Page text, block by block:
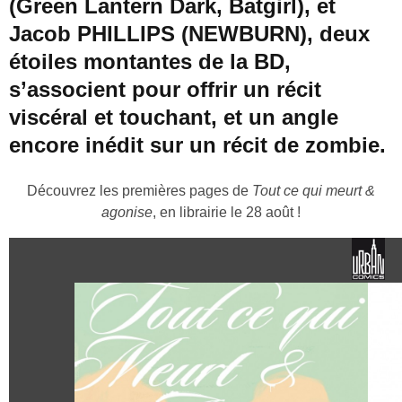
(Green Lantern Dark, Batgirl), et
Jacob PHILLIPS (NEWBURN), deux
étoiles montantes de la BD,
s’associent pour offrir un récit
viscéral et touchant, et un angle
encore inédit sur un récit de zombie.
Découvrez les premières pages de Tout ce qui meurt &
agonise, en librairie le 28 août !